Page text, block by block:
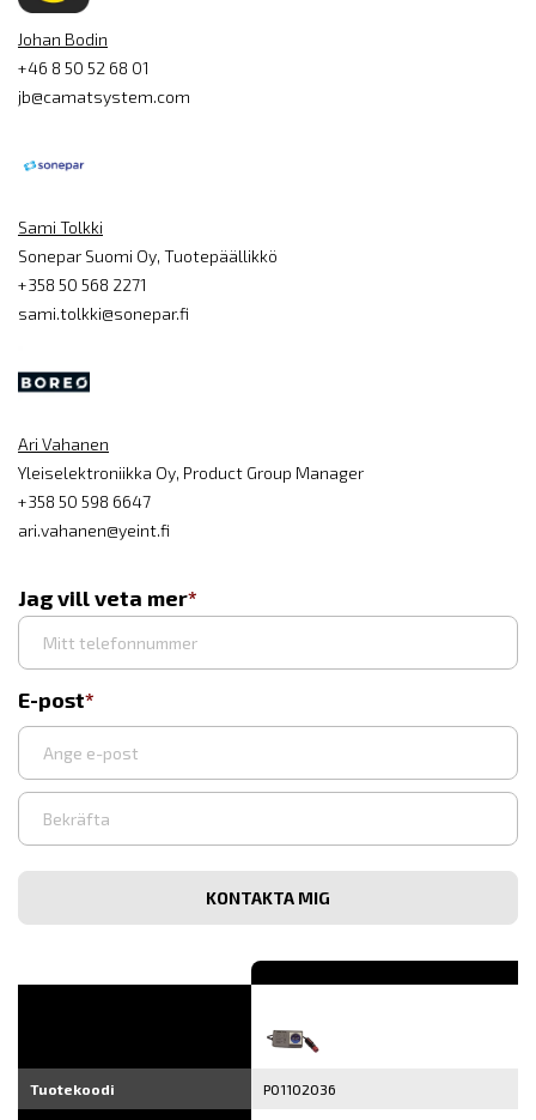
Johan Bodin
+46 8 50 52 68 01
jb@camatsystem.com
Sami Tolkki
Sonepar Suomi Oy, Tuotepäällikkö
+358 50 568 2271
sami.tolkki@sonepar.fi
Ari Vahanen
Yleiselektroniikka Oy, Product Group Manager
+358 50 598 6647
ari.vahanen@yeint.fi
Jag vill veta mer
E-post
Syötä
sähköpostiosoite
Vahvista
Tuotekoodi P01102036